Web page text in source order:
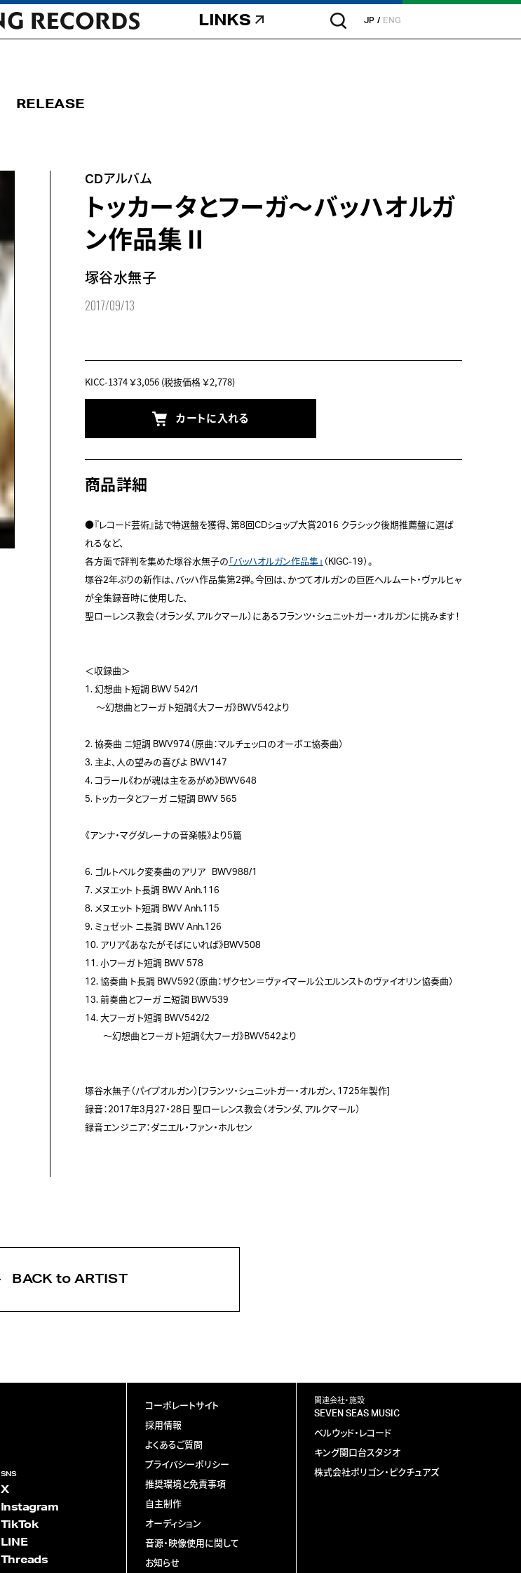
LINKS JP ENG
RELEASE
CDアルバム
トッカータとフーガ～バッハオルガ
ン作品集Ⅱ
塚谷水無子
2017/09/13
KICC-1374￥3,056 (税抜価格 ￥2,778)
カートに入れる
商品詳細
●『レコード芸術』誌で特選盤を獲得、第8回CDショップ大賞2016 クラシック後期推薦盤に選ば
れるなど、
各方面で評判を集めた塚谷水無子の 「バッハオルガン作品集」 （KIGC-19）。
塚谷2年ぶりの新作は、バッハ作品集第2弾。今回は、かつてオルガンの巨匠ヘルムート・ヴァルヒャ
が全集録音時に使用した、
聖ローレンス教会（オランダ、アルクマール）にあるフランツ・シュニットガー・オルガンに挑みます！
＜収録曲＞
1. 幻想曲 ト短調 BWV 542/1
～幻想曲とフーガ ト短調《大フーガ》BWV542より
2. 協奏曲 ニ短調 BWV974（原曲：マルチェッロのオーボエ協奏曲）
3. 主よ、人の望みの喜びよ BWV147
4. コラール《わが魂は主をあがめ》BWV648
5. トッカータとフーガ ニ短調 BWV 565
《アンナ・マグダレーナの音楽帳》より5篇
6. ゴルトベルク変奏曲のアリア   BWV988/1
7. メヌエット ト長調 BWV Anh.116
8. メヌエット ト短調 BWV Anh.115
9. ミュゼット ニ長調 BWV Anh.126
10. アリア《あなたがそばにいれば》BWV508
11. 小フーガ ト短調 BWV 578
12. 協奏曲 ト長調 BWV592（原曲：ザクセン＝ヴァイマール公エルンストのヴァイオリン協奏曲）
13. 前奏曲とフーガ ニ短調 BWV539
14. 大フーガ ト短調 BWV542/2
～幻想曲とフーガ ト短調《大フーガ》BWV542より
塚谷水無子（パイプオルガン）[フランツ・シュニットガー・オルガン、1725年製作]
録音：2017年3月27・28日 聖ローレンス教会（オランダ、アルクマール）
BACK to ARTIST
SNS
X
Instagram
TikTok
LINE
Threads
コーポレートサイト
採用情報
よくあるご質問
プライバシーポリシー
推奨環境と免責事項
自主制作
オーディション
音源・映像使用に関して
お知らせ
関連会社・施設
SEVEN SEAS MUSIC
ベルウッド・レコード
キング関口台スタジオ
株式会社ポリゴン・ピクチュアズ